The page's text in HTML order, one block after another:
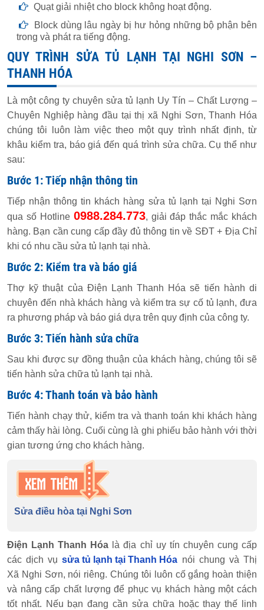
Quạt giải nhiệt cho block không hoạt động.
Block dùng lâu ngày bị hư hỏng những bộ phận bên
trong và phát ra tiếng động.
QUY TRÌNH SỬA TỦ LẠNH TẠI NGHI SƠN –
THANH HÓA
Là một công ty chuyên sửa tủ lạnh Uy Tín – Chất Lượng –
Chuyên Nghiệp hàng đầu tại thị xã Nghi Sơn, Thanh Hóa
chúng tôi luôn làm việc theo một quy trình nhất định, từ
khâu kiểm tra, báo giá đến quá trình sửa chữa. Cụ thể như
sau:
Bước 1: Tiếp nhận thông tin
Tiếp nhận thông tin khách hàng sửa tủ lạnh tại Nghi Sơn
qua số Hotline 0988.284.773, giải đáp thắc mắc khách
hàng. Bạn cần cung cấp đầy đủ thông tin về SĐT + Địa Chỉ
khi có nhu cầu sửa tủ lạnh tại nhà.
Bước 2: Kiểm tra và báo giá
Thợ kỹ thuật của Điện Lạnh Thanh Hóa sẽ tiến hành di
chuyên đến nhà khách hàng và kiểm tra sự cố tủ lạnh, đưa
ra phương pháp và báo giá dựa trên quy định của công ty.
Bước 3: Tiến hành sửa chữa
Sau khi được sự đồng thuận của khách hàng, chúng tôi sẽ
tiến hành sửa chữa tủ lạnh tại nhà.
Bước 4: Thanh toán và bảo hành
Tiến hành chạy thử, kiểm tra và thanh toán khi khách hàng
cảm thấy hài lòng. Cuối cùng là ghi phiếu bảo hành với thời
gian tương ứng cho khách hàng.
Sửa điều hòa tại Nghi Sơn
Điện Lạnh Thanh Hóa là địa chỉ uy tín chuyên cung cấp
các dịch vụsửa tủ lạnh tại Thanh Hóa nói chung và Thị
Xã Nghi Sơn, nói riêng. Chúng tôi luôn cố gắng hoàn thiện
và nâng cấp chất lượng để phục vụ khách hàng một cách
tốt nhất. Nếu bạn đang cần sửa chữa hoặc thay thế linh